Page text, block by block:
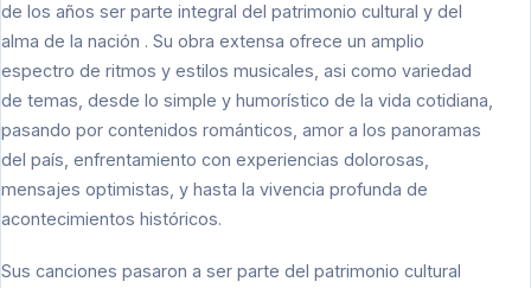
de los años ser parte integral del patrimonio cultural y del
alma de la nación . Su obra extensa ofrece un amplio
espectro de ritmos y estilos musicales, asi como variedad
de temas, desde lo simple y humorístico de la vida cotidiana,
pasando por contenidos románticos, amor a los panoramas
del país, enfrentamiento con experiencias dolorosas,
mensajes optimistas, y hasta la vivencia profunda de
acontecimientos históricos.
Sus canciones pasaron a ser parte del patrimonio cultural